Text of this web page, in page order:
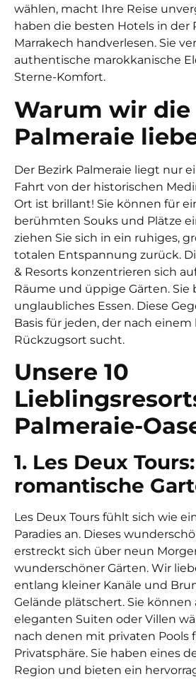
wählen, macht Ihre Reise
haben die besten Hotels in der
Marrakech handverlesen. Sie
authentische marokkanische
Sterne-Komfort.
Warum wir die
Palmeraie
Der Bezirk Palmeraie liegt nur
Fahrt von der historischen
Ort ist brillant! Sie können für
berühmten Souks und Plätze
ziehen Sie sich in ein ruhiges,
totalen Entspannung zurück.
& Resorts konzentrieren sich
Räume und üppige Gärten. Sie
unglaubliches Essen. Diese
Basis für jeden, der nach einem
Rückzugsort sucht.
Unsere 10
Palmeraie-
1. Les Deux
romantische
Les Deux Tours fühlt sich wie
Paradies an. Dieses
erstreckt sich über neun
wunderschöner Gärten. Wir
entlang kleiner Kanäle und
Gelände plätschert. Sie können
eleganten Suiten oder Villen
nach denen mit privaten Pools
Privatsphäre. Sie haben eines
Region und bieten ein